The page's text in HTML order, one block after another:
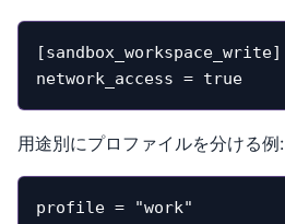
[sandbox_workspace_write]
network_access = true
用途別にプロファイルを分ける例:
profile = "work"